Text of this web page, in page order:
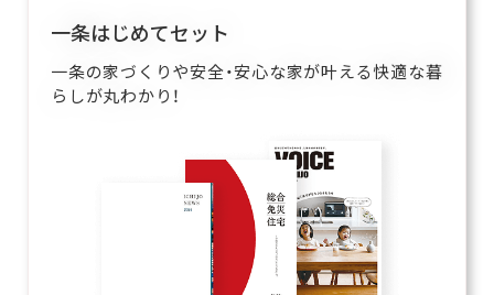
一条はじめてセット
一条の家づくりや安全・安心な家が叶える快適な暮
らしが丸わかり！